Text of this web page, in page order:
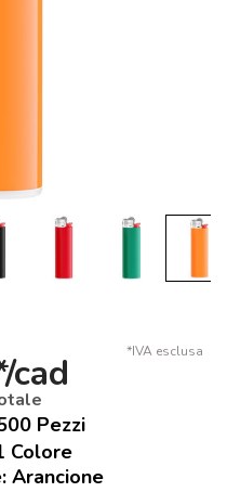
*IVA esclusa
cad
Pezzi
Colore
Arancione